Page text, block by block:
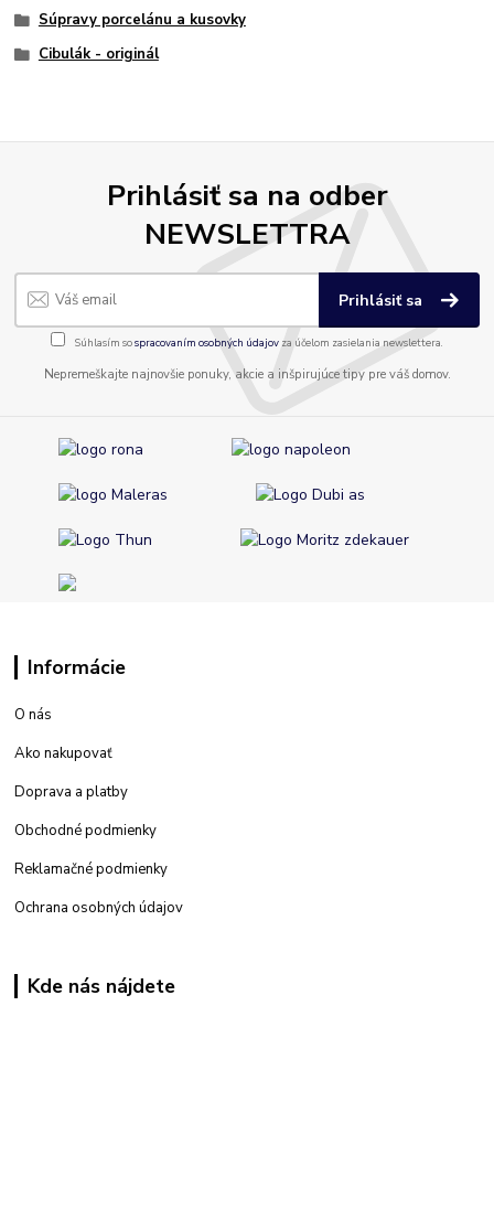
Súpravy porcelánu a kusovky
Cibulák - originál
Prihlásiť sa na odber
NEWSLETTRA
Prihlásiť sa
Súhlasím sospracovaním osobných údajov za účelom zasielania newslettera.
Nepremeškajte najnovšie ponuky, akcie a inšpirujúce tipy pre váš domov.
Informácie
O nás
Ako nakupovať
Doprava a platby
Obchodné podmienky
Reklamačné podmienky
Ochrana osobných údajov
Kde nás nájdete